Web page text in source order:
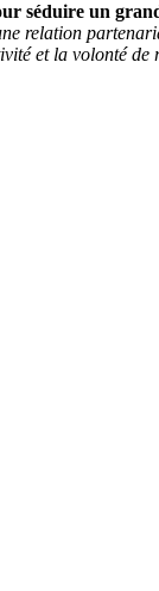
séduire un
relation
et la volonté de